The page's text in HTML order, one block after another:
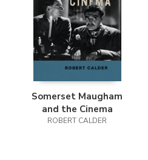
Somerset Maugham
and the Cinema
ROBERT CALDER